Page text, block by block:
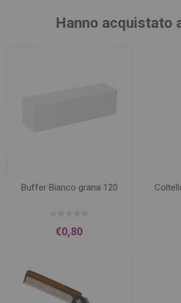
Hanno acquistato
Buffer Bianco grana 120
€0,80